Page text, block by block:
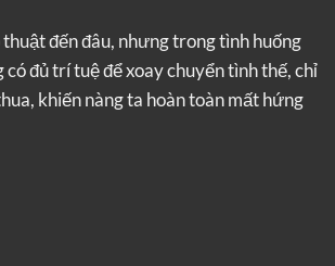
đến đâu, nhưng trong tình huống
có đủ trí tuệ để xoay chuyển tình thế, chỉ
khiến nàng ta hoàn toàn mất hứng